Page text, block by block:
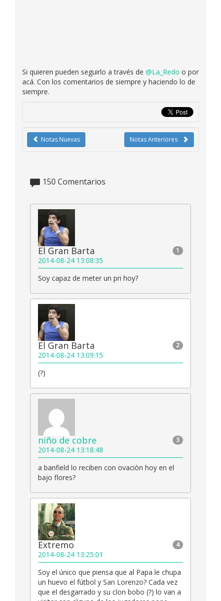
Si quieren pueden seguirlo a través de @La_Redo o por
acá. Con los comentarios de siempre y haciendo lo de
siempre.
Notas Anteriores
Notas Nuevas
150 Comentarios
1
El Gran Barta
2014-08-24 13:08:35
Soy capaz de meter un pri hoy?
2
El Gran Barta
2014-08-24 13:09:15
(?)
3
niño de cobre
2014-08-24 13:18:48
a banfield lo reciben con ovaciòn hoy en el
bajo flores?
4
Extremo
2014-08-24 13:25:01
Soy el único que piensa que al Papa le chupa
un huevo el fútbol y San Lorenzo? Cada vez
que el desgarrado y su clon bobo (?) lo van a